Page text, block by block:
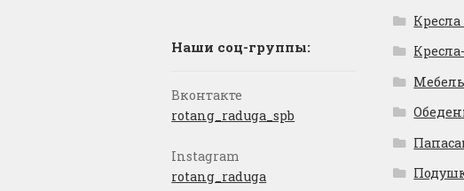
Наши соц-группы:
Вконтакте
rotang_raduga_spb
Instagram
rotang_raduga